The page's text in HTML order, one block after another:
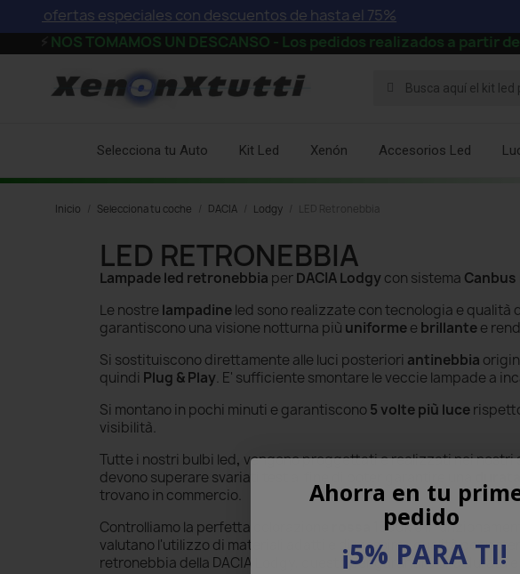
ofertas especiales con descuentos de hasta el 75%
NOS TOMAMOS UN DESCANSO - Los pedidos realizados a partir
Selecciona tu Auto Kit Led Xenón Accesorios Led
Inicio Selecciona tu coche DACIA Lodgy LED Retronebbia
LED RETRONEBBIA
Lampade led retronebbia perDACIA Lodgycon sistema
Le nostre lampadineled sono realizzate con tecnologia e qualità
garantiscono una visione notturna più uniformee brillantee
Si sostituiscono direttamente alle luci posteriori antinebbia
quindi Plug & Play. E' sufficiente smontare le veccie lampade a
Si montano in pochi minuti e garantiscono5 volte più luce
visibilità.
Tutte i nostri bulbi led, vengono proggettati e realizzati nei nostri
devono superare svariati test al fine di poter garantire una
trovano in commercio.
Controlliamo la perfetta colorazione
1800k e il
valutano l'utilizzo di materiali adatti e di massima qualità per
retronebbia della DACIA Lodgy, questo per garantire una durata
Ahorra en tu
pedido
¡5% PARA TI!